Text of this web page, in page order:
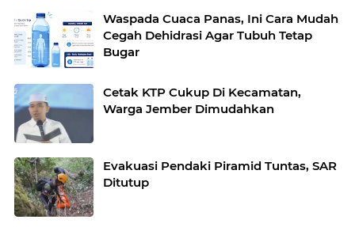
Waspada Cuaca Panas, Ini Cara Mudah
Cegah Dehidrasi Agar Tubuh Tetap
Bugar
Cetak KTP Cukup Di Kecamatan,
Warga Jember Dimudahkan
Evakuasi Pendaki Piramid Tuntas, SAR
Ditutup